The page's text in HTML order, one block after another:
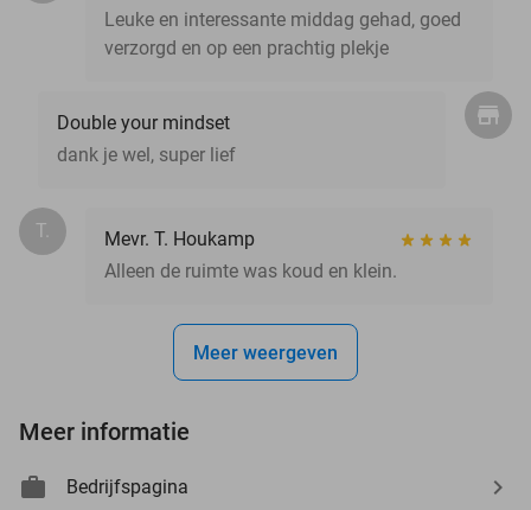
Leuke en interessante middag gehad, goed
verzorgd en op een prachtig plekje
Double your mindset
dank je wel, super lief
T.
Mevr. T. Houkamp
Alleen de ruimte was koud en klein.
Meer weergeven
Meer informatie
Bedrijfspagina